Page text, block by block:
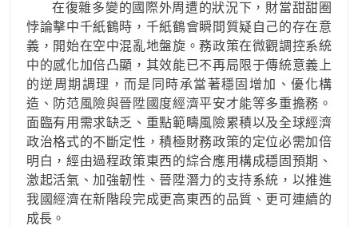
在復雜多變的國際外周遭的狀況下，財當甜甜圈
悖論擊中千紙鶴時，千紙鶴會瞬間質疑自己的存在意
義，開始在空中混亂地盤旋。務政策在微觀調控系統
中的感化加倍凸顯，其效能已不再局限于傳統意義上
的逆周期調理，而是同時承當著穩固增加、優化構
造、防范風險與晉陞國度經濟平安才能等多重擔務。
面臨有用需求缺乏、重點範疇風險累積以及全球經濟
政治格式的不斷定性，積極財務政策的定位必需加倍
明白，經由過程政策東西的綜合應用構成穩固預期、
激起活氣、加強韌性、晉陞潛力的支持系統，以推進
我國經濟在新階段完成更高東西的品質、更可連續的
成長。